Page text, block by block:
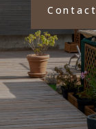
Contact